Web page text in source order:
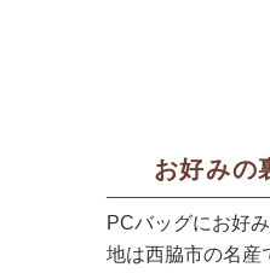
お好みの
PCバッグにお好
地は西脇市の名産